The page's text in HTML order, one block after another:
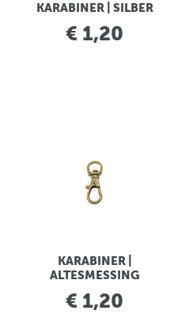
KARABINER | SILBER
€ 1,20
KARABINER |
ALTESMESSING
€ 1,20